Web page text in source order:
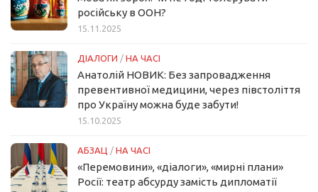
російську в ООН?
15.11.2025
ДІАЛОГИ / НА ЧАСІ
Анатолій НОВИК: Без запровадження
превентивної медицини, через півстоліття
про Україну можна буде забути!
15.10.2025
АБЗАЦ / НА ЧАСІ
«Перемовини», «діалоги», «мирні плани»
Росії: театр абсурду замість дипломатії